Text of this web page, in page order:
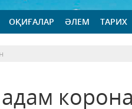
ОҚИҒАЛАР ӘЛЕМ ТАРИХ
адам